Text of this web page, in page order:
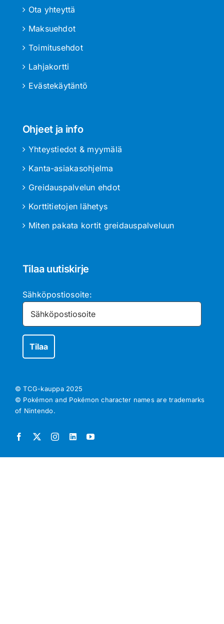
Ota yhteyttä
Maksuehdot
Toimitusehdot
Lahjakortti
Evästekäytäntö
Ohjeet ja info
Yhteystiedot & myymälä
Kanta-asiakasohjelma
Greidauspalvelun ehdot
Korttitietojen lähetys
Miten pakata kortit greidauspalveluun
Tilaa uutiskirje
Sähköpostiosoite:
© TCG-kauppa 2025
© Pokémon and Pokémon character names are trademarks
of Nintendo.